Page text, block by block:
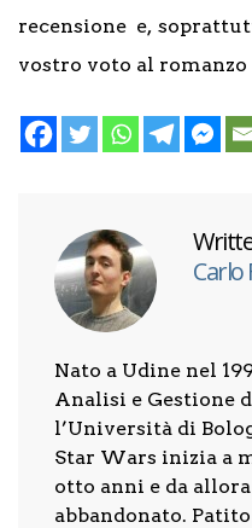
recensione e,
vostro voto al romanzo
Carlo
Nato a Udine nel
Analisi e Gestione
l’Università di
Star Wars inizia a
otto anni e da
abbandonato.